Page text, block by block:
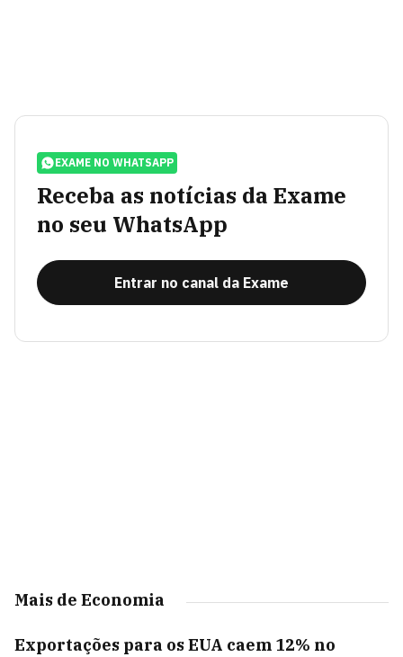
EXAME NO WHATSAPP
Receba as notícias da Exame
no seu WhatsApp
Entrar no canal da Exame
Mais de Economia
Exportações para os EUA caem 12% no